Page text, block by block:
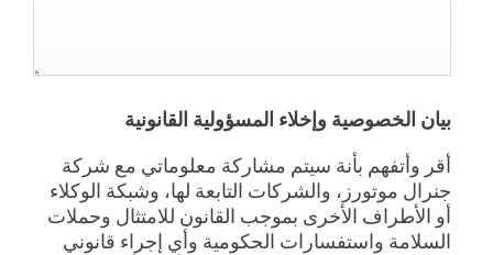
بيان الخصوصية وإخلاء المسؤولية القانونية
أقر وأتفهم بأنة سيتم مشاركة معلوماتي مع شركة
جنرال موتورز، والشركات التابعة لها، وشبكة الوكلاء
أو الأطراف الأخرى بموجب القانون للامتثال وحملات
السلامة واستفسارات الحكومية وأي إجراء قانوني